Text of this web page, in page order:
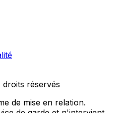
droits réservés
de mise en relation.